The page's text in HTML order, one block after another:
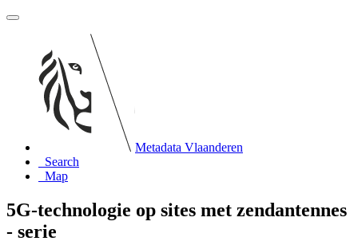
Metadata Vlaanderen
Search
Map
5G-technologie op sites met zendantennes
- serie